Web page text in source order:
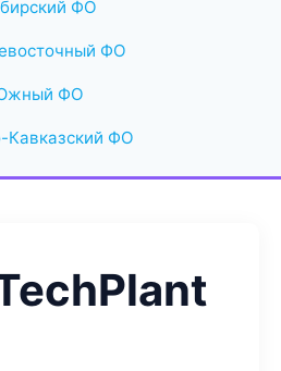
ФО
ФО
ФО
Кавказский ФО